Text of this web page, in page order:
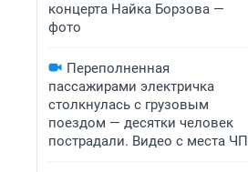
концерта Найка Борзова —
фото
Переполненная
пассажирами электричка
столкнулась с грузовым
поездом — десятки человек
пострадали. Видео с места ЧП